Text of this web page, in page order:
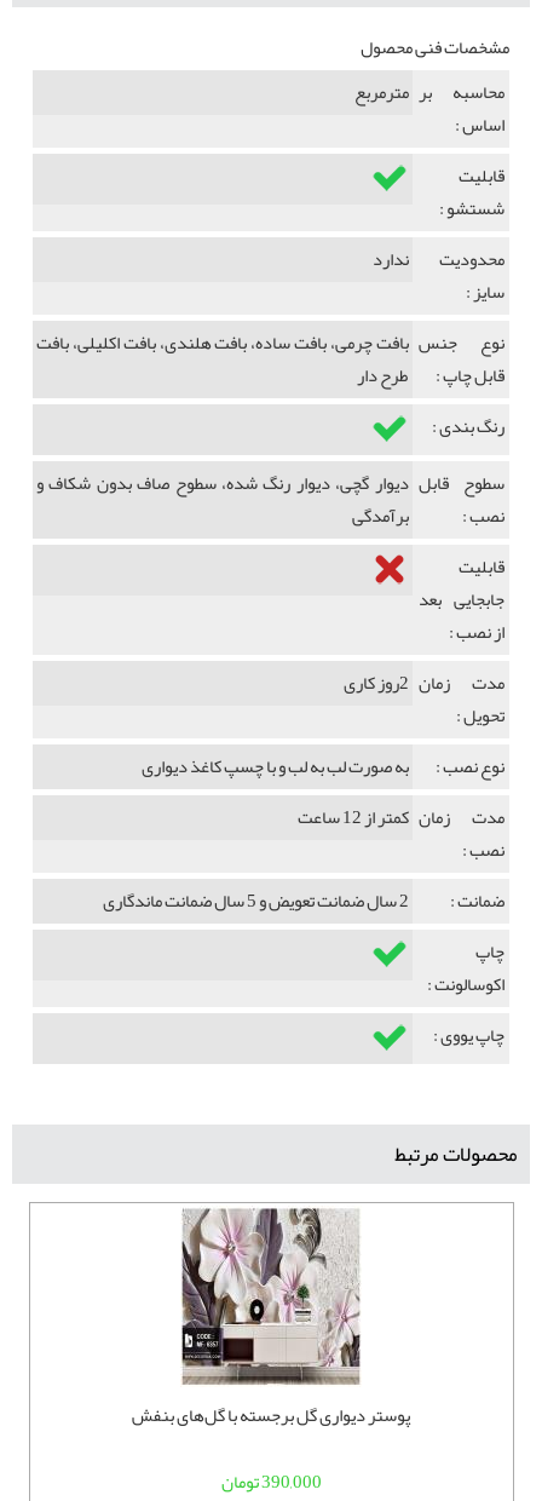
مشخصات فنی محصول
محاسبه بر
اساس :
مترمربع
قابلیت
شستشو :
محدودیت
سایز :
ندارد
نوع جنس
قابل چاپ :
بافت چرمی، بافت ساده، بافت هلندی، بافت اکلیلی، بافت
طرح دار
رنگ بندی :
سطوح قابل
نصب :
دیوار گچی، دیوار رنگ شده، سطوح صاف بدون شکاف و
برآمدگی
قابلیت
جابجایی بعد
از نصب :
مدت زمان
تحویل :
2روز کاری
نوع نصب :
به صورت لب به لب و با چسپ کاغذ دیواری
مدت زمان
نصب :
کمتر از 12 ساعت
ضمانت :
2 سال ضمانت تعویض و 5 سال ضمانت ماندگاری
چاپ
اکوسالونت :
چاپ یووی :
محصولات مرتبط
پوستر دیواری گل برجسته با گل‌های بنفش
390,000 تومان